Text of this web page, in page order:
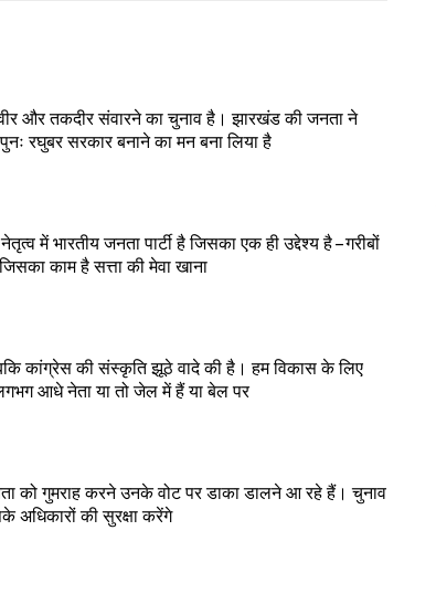
और तकदीर संवारने का चुनाव है। झारखंड की जनता ने
रघुबर सरकार बनाने का मन बना लिया है
में भारतीय जनता पार्टी है जिसका एक ही उद्देश्य है – गरीबों
काम है सत्ता की मेवा खाना
कांग्रेस की संस्कृति झूठे वादे की है। हम विकास के लिए
आधे नेता या तो जेल में हैं या बेल पर
को गुमराह करने उनके वोट पर डाका डालने आ रहे हैं। चुनाव
की सुरक्षा करेंगे